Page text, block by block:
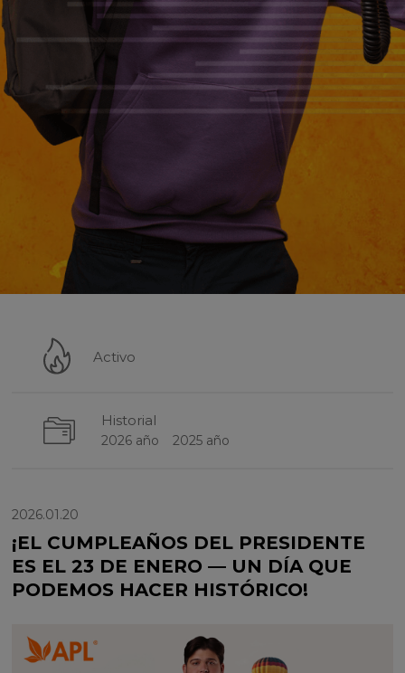
Activo
Historial
2026 año 2025 año
2026.01.20
¡EL CUMPLEAÑOS DEL PRESIDENTE
ES EL 23 DE ENERO — UN DÍA QUE
PODEMOS HACER HISTÓRICO!